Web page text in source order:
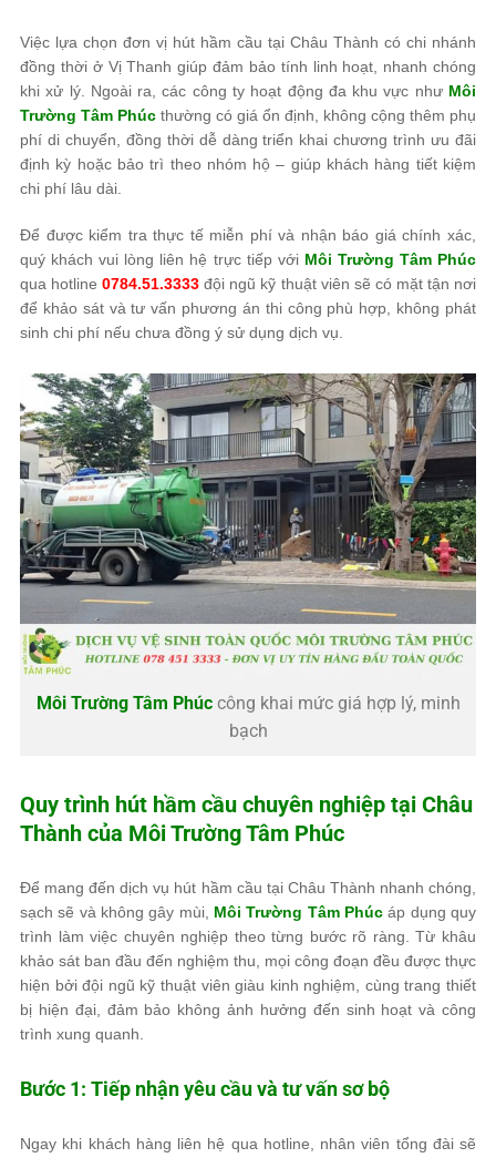
Việc lựa chọn đơn vị hút hầm cầu tại Châu Thành có chi nhánh
đồng thời ở Vị Thanh giúp đảm bảo tính linh hoạt, nhanh chóng
khi xử lý. Ngoài ra, các công ty hoạt động đa khu vực như Môi
Trường Tâm Phúc thường có giá ổn định, không cộng thêm phụ
phí di chuyển, đồng thời dễ dàng triển khai chương trình ưu đãi
định kỳ hoặc bảo trì theo nhóm hộ – giúp khách hàng tiết kiệm
chi phí lâu dài.
Để được kiểm tra thực tế miễn phí và nhận báo giá chính xác,
quý khách vui lòng liên hệ trực tiếp với Môi Trường Tâm Phúc
qua hotline0784.51.3333 đội ngũ kỹ thuật viên sẽ có mặt tận nơi
để khảo sát và tư vấn phương án thi công phù hợp, không phát
sinh chi phí nếu chưa đồng ý sử dụng dịch vụ.
Môi Trường Tâm Phúccông khai mức giá hợp lý, minh
bạch
Quy trình hút hầm cầu chuyên nghiệp tại Châu
Thành của Môi Trường Tâm Phúc
Để mang đến dịch vụ hút hầm cầu tại Châu Thành nhanh chóng,
sạch sẽ và không gây mùi, Môi Trường Tâm Phúc áp dụng quy
trình làm việc chuyên nghiệp theo từng bước rõ ràng. Từ khâu
khảo sát ban đầu đến nghiệm thu, mọi công đoạn đều được thực
hiện bởi đội ngũ kỹ thuật viên giàu kinh nghiệm, cùng trang thiết
bị hiện đại, đảm bảo không ảnh hưởng đến sinh hoạt và công
trình xung quanh.
Bước 1: Tiếp nhận yêu cầu và tư vấn sơ bộ
Ngay khi khách hàng liên hệ qua hotline, nhân viên tổng đài sẽ